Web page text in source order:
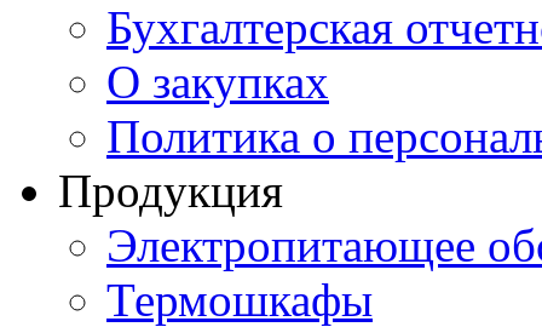
Бухгалтерская
О закупках
Политика о
Продукция
Электропитающее
Термошкафы